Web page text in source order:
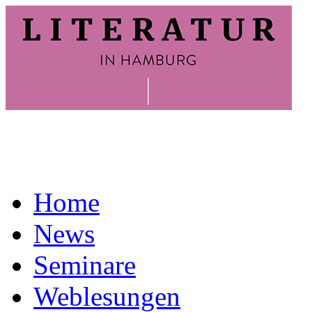
Home
News
Seminare
Weblesungen